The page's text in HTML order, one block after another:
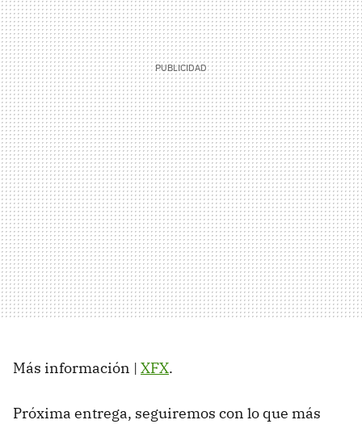
Más información | XFX.
Próxima entrega, seguiremos con lo que más